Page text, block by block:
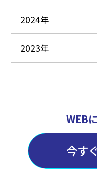
2024年
2023年
WEB
今す